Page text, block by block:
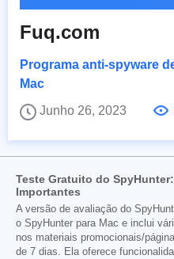
Fuq.com
Programa anti-spyware
Mac
Junho 26, 2023
Teste Gratuito do
Importantes
A versão de avaliação do
o SpyHunter para Mac e inclui
nos materiais promocionais/
de 7 dias. Ela oferece